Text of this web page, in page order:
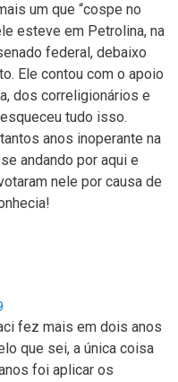
um que “cospe no
esteve em Petrolina, na
federal, debaixo
Ele contou com o apoio
dos correligionários e
tudo isso.
anos inoperante na
andando por aqui e
nele por causa de
fez mais em dois anos
que sei, a única coisa
foi aplicar os